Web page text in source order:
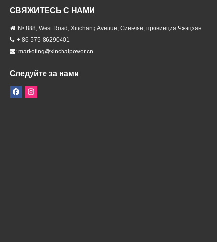
СВЯЖИТЕСЬ С НАМИ
: № 888, West Road, Xinchang Avenue, Синьчан, провинция Чжэцзян
: + 86-575-86290401
: marketing@xinchaipower.cn
Следуйте за нами